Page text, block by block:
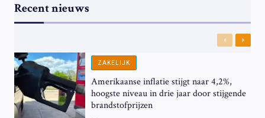
Recent nieuws
Previous
Next
ZAKELIJK
Amerikaanse inflatie stijgt naar 4,2%,
hoogste niveau in drie jaar door stijgende
brandstofprijzen